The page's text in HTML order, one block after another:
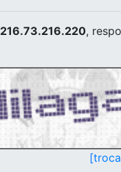
216.73.216.220,